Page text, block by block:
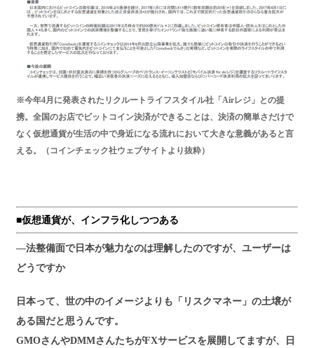
※今年4月に発表されたリクルートライフスタイル社「Airレジ」との提
携。全国のお店でビットコイン決済ができることは、決済の簡単さだけで
なく仮想通貨が生活の中で身近になる流れにおいて大きな意義があると言
える。（コインチェック社ウェブサイトより抜粋）
■仮想通貨が、インフラ化しつつある
―法整備面で日本が魅力なのは理解したのですが、ユーザーは
どうですか
日本って、世の中のイメージよりも「リスクマネー」の土壌が
ある国だと思うんです。
GMOさんやDMMさんたちがFXサービスを展開してますが、日